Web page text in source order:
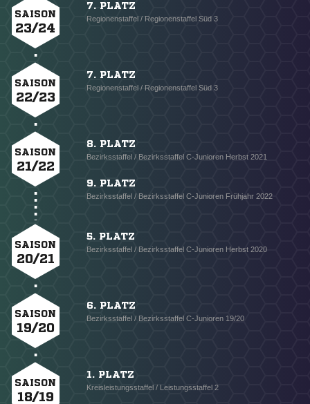
SAISON
23/24
7. PLATZ
Regionenstaffel / Regionenstaffel Süd 3
SAISON
22/23
7. PLATZ
Regionenstaffel / Regionenstaffel Süd 3
SAISON
21/22
8. PLATZ
Bezirksstaffel / Bezirksstaffel C-Junioren Herbst 2021
9. PLATZ
Bezirksstaffel / Bezirksstaffel C-Junioren Frühjahr 2022
SAISON
20/21
5. PLATZ
Bezirksstaffel / Bezirksstaffel C-Junioren Herbst 2020
SAISON
19/20
6. PLATZ
Bezirksstaffel / Bezirksstaffel C-Junioren 19/20
SAISON
18/19
1. PLATZ
Kreisleistungsstaffel / Leistungsstaffel 2